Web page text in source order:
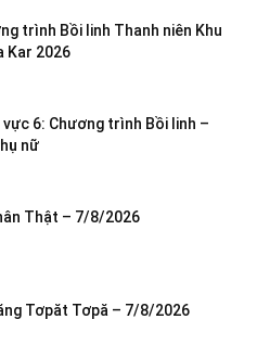
trình Bồi linh Thanh niên Khu
Kar 2026
vực 6: Chương trình Bồi linh –
nữ
Thật – 7/8/2026
Tơpăt Tơpă – 7/8/2026